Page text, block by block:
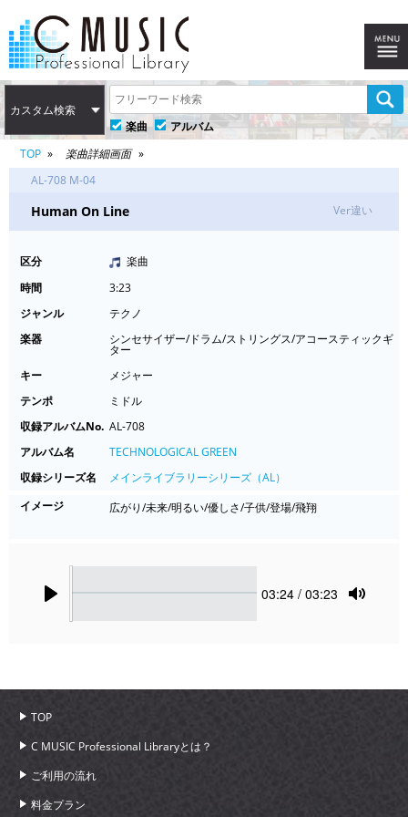
カスタム検索
楽曲
アルバム
TOP
楽曲詳細画面
AL-708 M-04
Human On Line Ver違い
区分
楽曲
時間
3:23
ジャンル
テクノ
楽器
シンセサイザー/ドラム/ストリングス/アコースティックギ
ター
キー
メジャー
テンポ
ミドル
収録アルバムNo. AL-708
アルバム名
TECHNOLOGICAL GREEN
収録シリーズ名
メインライブラリーシリーズ（AL）
イメージ
広がり/未来/明るい/優しさ/子供/登場/飛翔
Current
03:24 / 03:23
TOP
C MUSIC Professional Libraryとは？
ご利用の流れ
料金プラン